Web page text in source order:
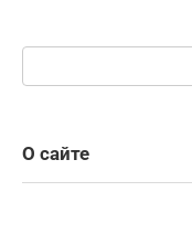
Поиск:
О сайте